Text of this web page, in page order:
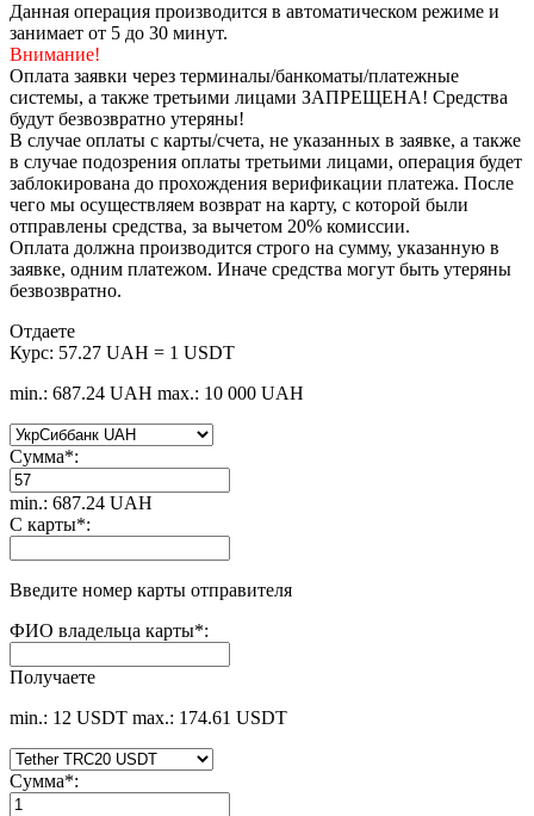
Данная операция производится в автоматическом режиме и
занимает от 5 до 30 минут.
Внимание!
Оплата заявки через терминалы/банкоматы/платежные
системы, а также третьими лицами ЗАПРЕЩЕНА! Средства
будут безвозвратно утеряны!
В случае оплаты с карты/счета, не указанных в заявке, а также
в случае подозрения оплаты третьими лицами, операция будет
заблокирована до прохождения верификации платежа. После
чего мы осуществляем возврат на карту, с которой были
отправлены средства, за вычетом 20% комиссии.
Оплата должна производится строго на сумму, указанную в
заявке, одним платежом. Иначе средства могут быть утеряны
безвозвратно.
Отдаете
Курс: 57.27 UAH = 1 USDT
min.: 687.24 UAH max.: 10 000 UAH
Сумма*:
min.: 687.24 UAH
C карты*:
Введите номер карты отправителя
ФИО владельца карты*:
Получаете
min.: 12 USDT max.: 174.61 USDT
Сумма*: